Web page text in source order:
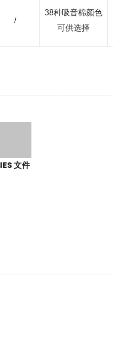
/
38种吸音棉颜色
可供选择
IES 文件